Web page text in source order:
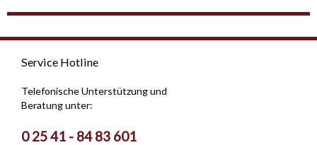
Service Hotline
Telefonische Unterstützung und
Beratung unter:
0 25 41 - 84 83 601